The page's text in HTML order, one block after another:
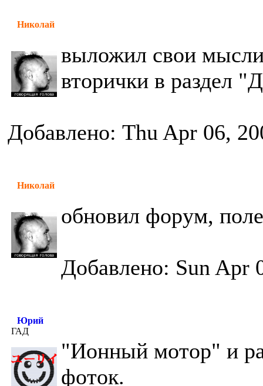
Николай
выложил свои
вторички в раздел
Добавлено: Thu Apr 06,
Николай
обновил форум,
Добавлено: Sun Apr
Юрий
ГАД
"Ионный мотор" и
фоток.